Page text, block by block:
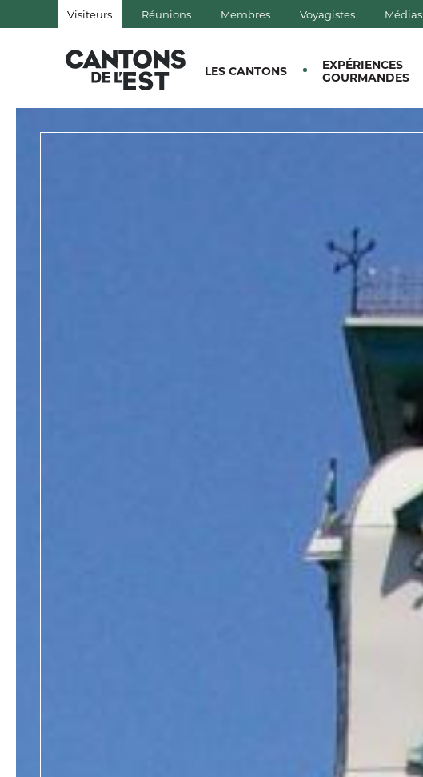
Visiteurs Réunions Membres Voyagistes Médias
LES CANTONS
EXPÉRIENCES
GOURMANDES